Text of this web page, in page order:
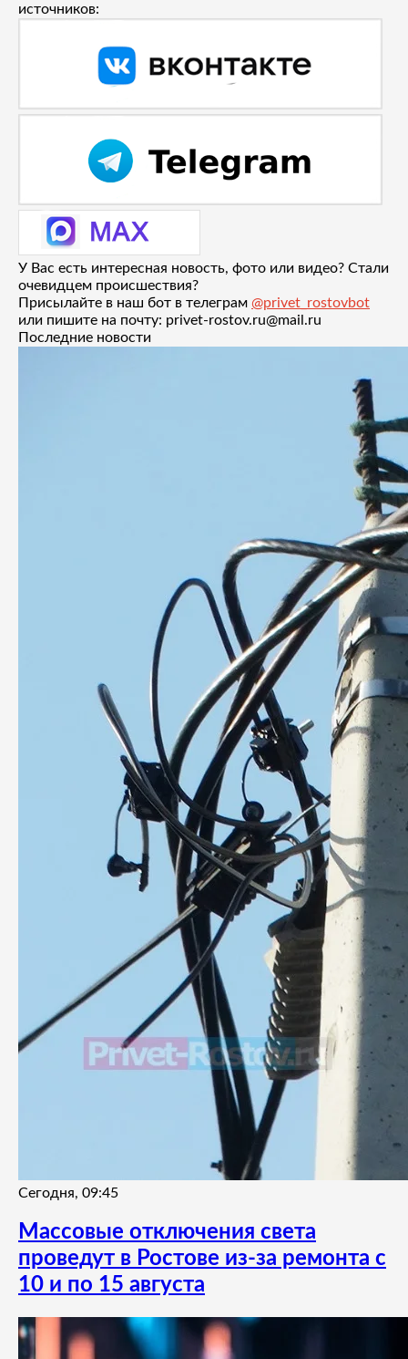
источников:
У Вас есть интересная новость, фото или видео? Стали
очевидцем происшествия?
Присылайте в наш бот в телеграм @privet_rostovbot
или пишите на почту: privet-rostov.ru@mail.ru
Последние новости
Сегодня, 09:45
Массовые отключения света
проведут в Ростове из-за ремонта с
10 и по 15 августа